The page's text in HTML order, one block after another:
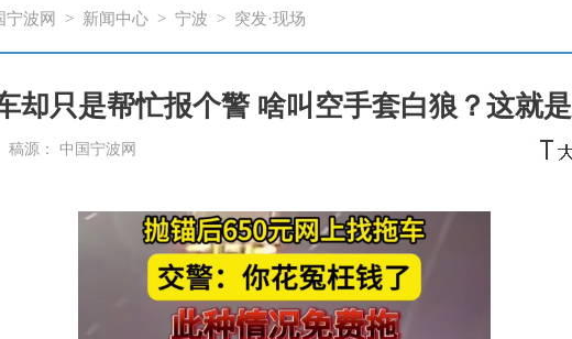
宁波网 > 新闻中心 > 宁波 > 突发·现场
却只是帮忙报个警 啥叫空手套白狼？这就是
稿源： 中国宁波网